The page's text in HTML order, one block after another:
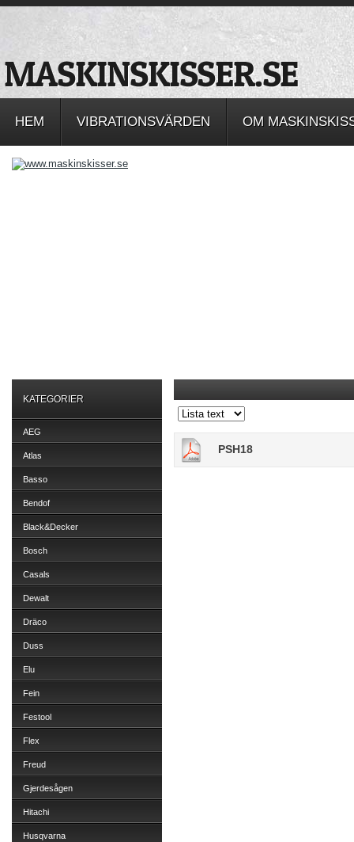
HEM VIBRATIONSVÄRDEN OM
KATEGORIER
AEG
Atlas
Basso
Bendof
Black&Decker
Bosch
Casals
Dewalt
Dräco
Duss
Elu
Fein
Festool
Flex
Freud
Gjerdesågen
Hitachi
Husqvarna
PSH18